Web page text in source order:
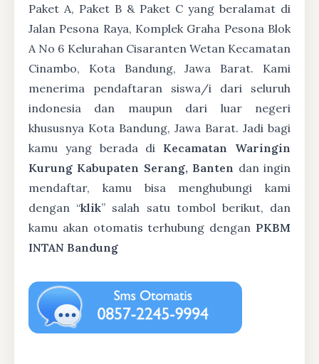
Paket A, Paket B & Paket C yang beralamat di
Jalan Pesona Raya, Komplek Graha Pesona Blok
A No 6 Kelurahan Cisaranten Wetan Kecamatan
Cinambo, Kota Bandung, Jawa Barat. Kami
menerima pendaftaran siswa/i dari seluruh
indonesia dan maupun dari luar negeri
khususnya Kota Bandung, Jawa Barat. Jadi bagi
kamu yang berada di Kecamatan Waringin
Kurung Kabupaten Serang, Banten dan ingin
mendaftar, kamu bisa menghubungi kami
dengan “klik” salah satu tombol berikut, dan
kamu akan otomatis terhubung dengan PKBM
INTAN Bandung